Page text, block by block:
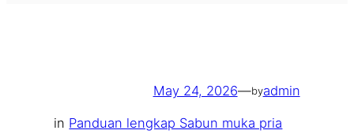
May 24, 2026—byadmin
in Panduan lengkap Sabun muka pria